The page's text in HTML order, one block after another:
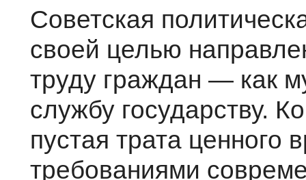
Советская
своей целью
труду граждан — как
службу государству.
пустая трата
требованиями